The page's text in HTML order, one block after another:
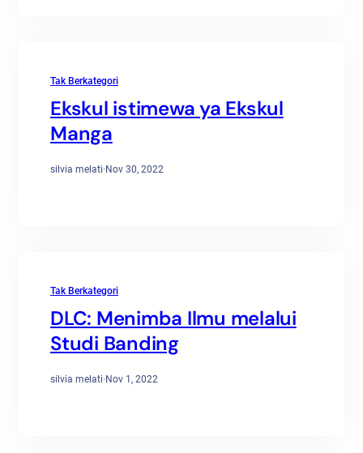
Tak Berkategori
Ekskul istimewa ya Ekskul
Manga
silvia melati·Nov 30, 2022
Tak Berkategori
DLC: Menimba Ilmu melalui
Studi Banding
silvia melati·Nov 1, 2022